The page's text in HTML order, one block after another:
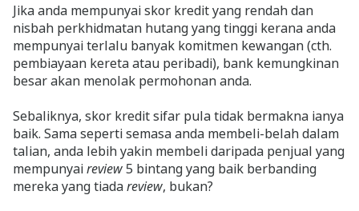
Jika anda mempunyai skor kredit yang rendah dan
nisbah perkhidmatan hutang yang tinggi kerana anda
mempunyai terlalu banyak komitmen kewangan (cth.
pembiayaan kereta atau peribadi), bank kemungkinan
besar akan menolak permohonan anda.
Sebaliknya, skor kredit sifar pula tidak bermakna ianya
baik. Sama seperti semasa anda membeli-belah dalam
talian, anda lebih yakin membeli daripada penjual yang
mempunyaireview5 bintang yang baik berbanding
mereka yang tiadareview, bukan?